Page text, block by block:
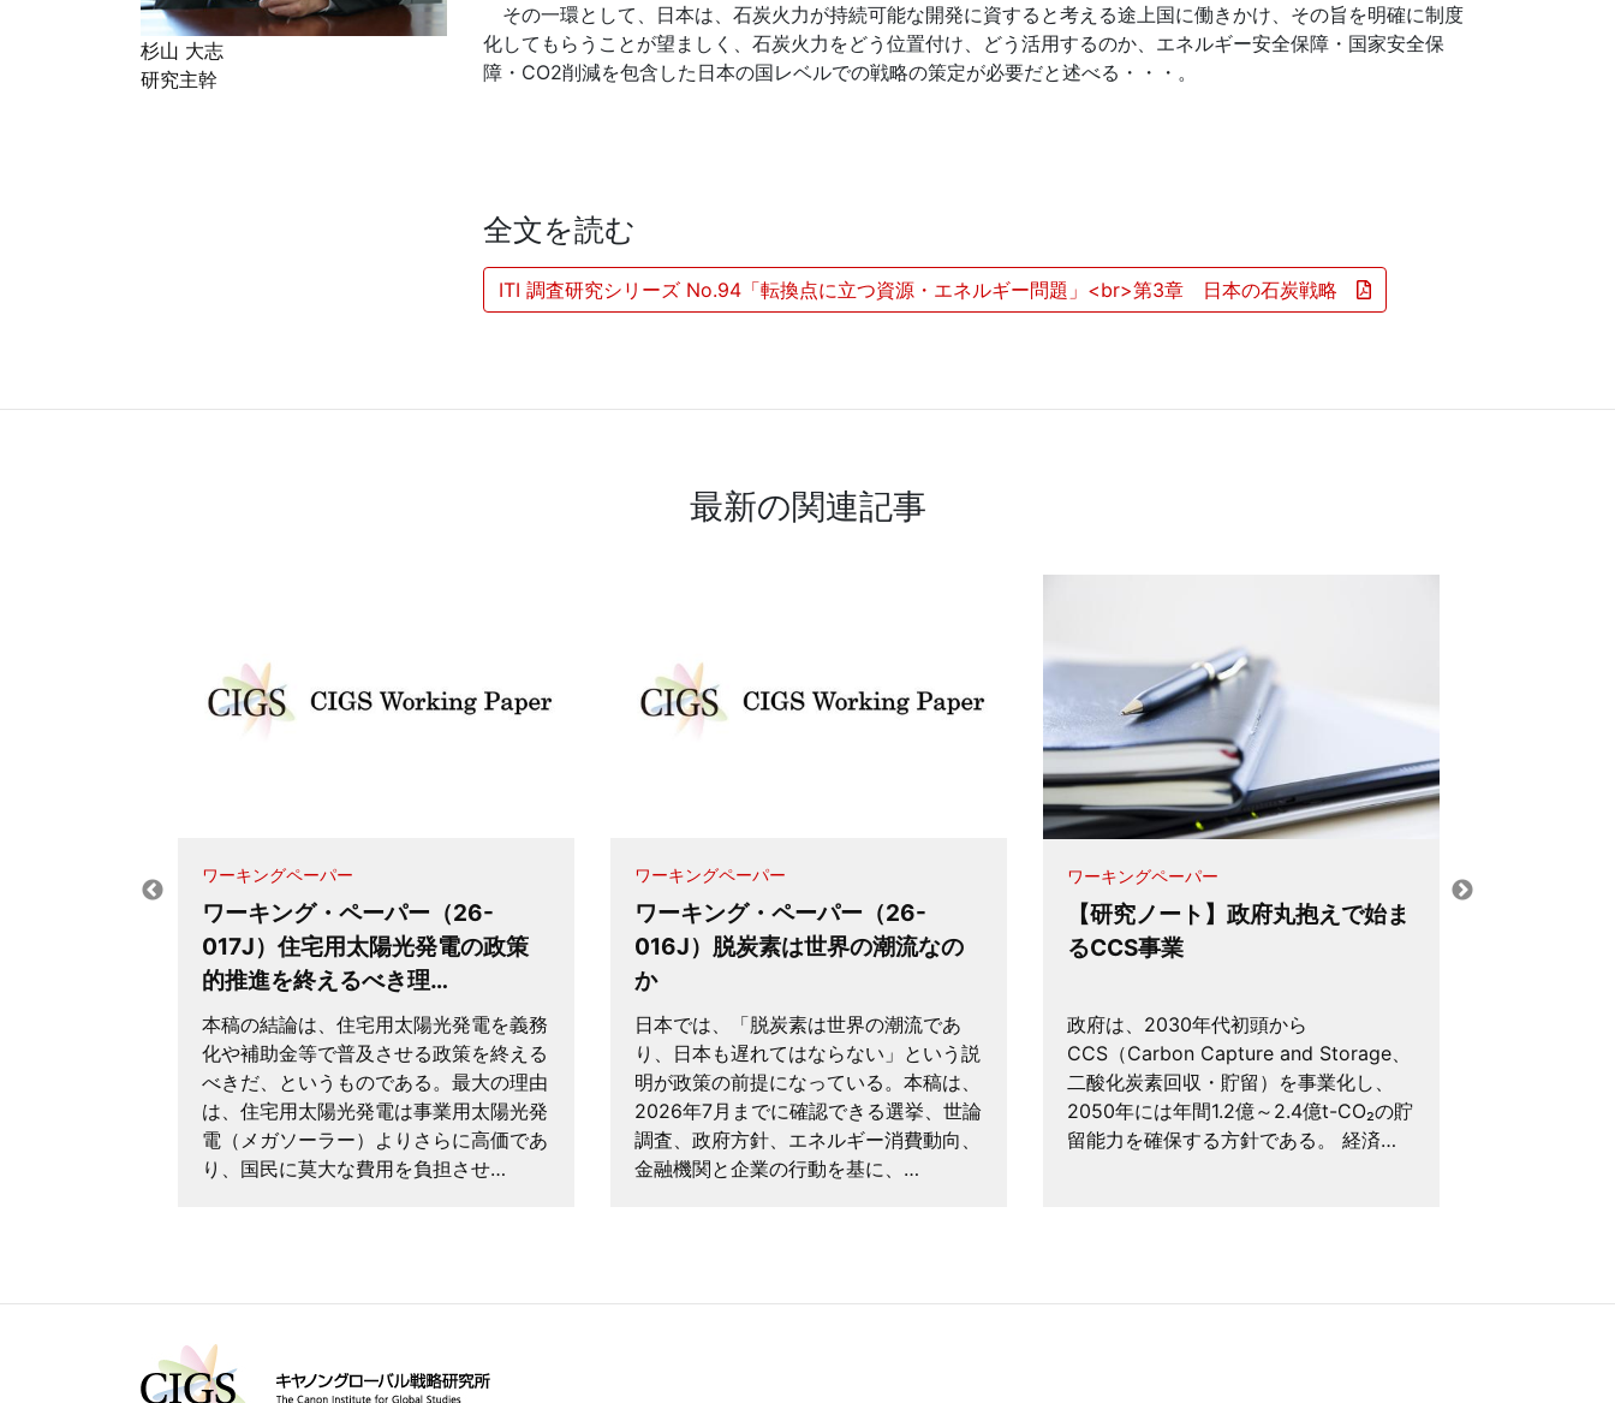
杉山 大志
研究主幹
その一環として、日本は、石炭火力が持続可能な開発に資すると考える途上国に働きかけ、その旨を明確に制度
化してもらうことが望ましく、石炭火力をどう位置付け、どう活用するのか、エネルギー安全保障・国家安全保
障・CO2削減を包含した日本の国レベルでの戦略の策定が必要だと述べる・・・。
全文を読む
ITI 調査研究シリーズ No.94「転換点に立つ資源・エネルギー問題」<br>第3章 日本の石炭戦略
最新の関連記事
ワーキングペーパー
ワーキング・ペーパー（26-
017J）住宅用太陽光発電の政策
的推進を終えるべき理…
本稿の結論は、住宅用太陽光発電を義務
化や補助金等で普及させる政策を終える
べきだ、というものである。最大の理由
は、住宅用太陽光発電は事業用太陽光発
電（メガソーラー）よりさらに高価であ
り、国民に莫大な費用を負担させ…
ワーキングペーパー
ワーキング・ペーパー（26-
016J）脱炭素は世界の潮流なの
か
日本では、「脱炭素は世界の潮流であ
り、日本も遅れてはならない」という説
明が政策の前提になっている。本稿は、
2026年7月までに確認できる選挙、世論
調査、政府方針、エネルギー消費動向、
金融機関と企業の行動を基に、…
ワーキングペーパー
【研究ノート】政府丸抱えで始ま
るCCS事業
政府は、2030年代初頭から
CCS（Carbon Capture and Storage、
二酸化炭素回収・貯留）を事業化し、
2050年には年間1.2億～2.4億t-CO₂の貯
留能力を確保する方針である。 経済…